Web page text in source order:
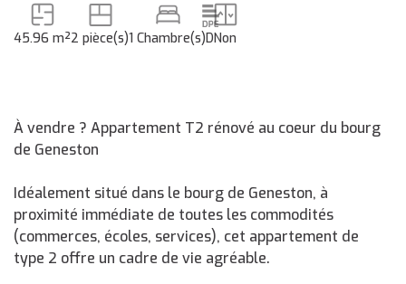
45.96 m²2 pièce(s)1 Chambre(s)DNon
À vendre ? Appartement T2 rénové au coeur du bourg
de Geneston
Idéalement situé dans le bourg de Geneston, à
proximité immédiate de toutes les commodités
(commerces, écoles, services), cet appartement de
type 2 offre un cadre de vie agréable.